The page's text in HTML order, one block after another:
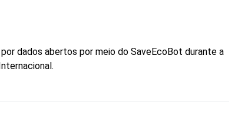
dados abertos por meio do SaveEcoBot durante a